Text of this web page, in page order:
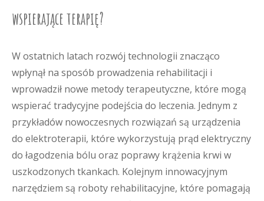
wspierające terapię?
W ostatnich latach rozwój technologii znacząco
wpłynął na sposób prowadzenia rehabilitacji i
wprowadził nowe metody terapeutyczne, które mogą
wspierać tradycyjne podejścia do leczenia. Jednym z
przykładów nowoczesnych rozwiązań są urządzenia
do elektroterapii, które wykorzystują prąd elektryczny
do łagodzenia bólu oraz poprawy krążenia krwi w
uszkodzonych tkankach. Kolejnym innowacyjnym
narzędziem są roboty rehabilitacyjne, które pomagają